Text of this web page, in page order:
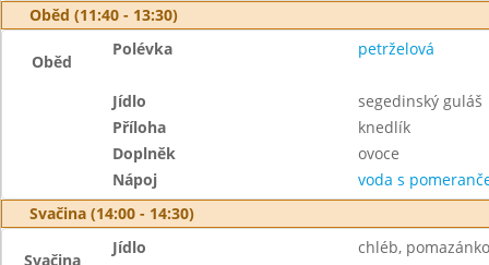
Oběd (11:40 - 13:30)
Oběd
Polévka petrželová
Jídlo
segedinský guláš
Příloha
knedlík
Doplněk
ovoce
Nápoj
voda s
Svačina (14:00 - 14:30)
Svačina
Jídlo chléb,